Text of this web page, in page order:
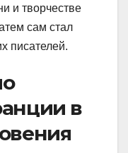
и творчестве
сам стал
писателей.
в